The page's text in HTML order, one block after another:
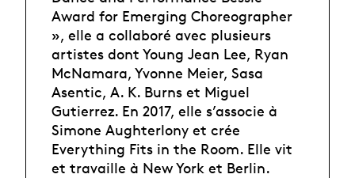
Award for Emerging Choreographer
», elle a collaboré avec plusieurs
artistes dont Young Jean Lee, Ryan
McNamara, Yvonne Meier, Sasa
Asentic, A. K. Burns et Miguel
Gutierrez. En 2017, elle s’associe à
Simone Aughterlony et crée
Everything Fits in the Room. Elle vit
et travaille à New York et Berlin.